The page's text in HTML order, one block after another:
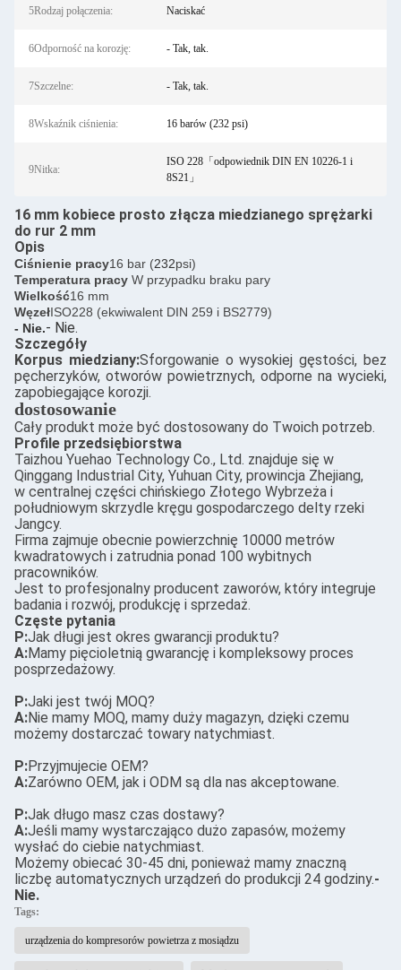
5Rodzaj połączenia: Naciskać
6Odporność na korozję: - Tak, tak.
7Szczelne: - Tak, tak.
8Wskaźnik ciśnienia: 16 barów (232 psi)
9Nitka:
ISO 228「odpowiednik DIN EN 10226-1 i
8S21」
16 mm kobiece prosto złącza miedzianego sprężarki
do rur 2 mm
Opis
Ciśnienie pracy16 bar (232psi)
Temperatura pracy W przypadku braku pary
Wielkość16 mm
WęzełISO228 (ekwiwalent DIN 259 i BS2779)
- Nie.- Nie.
Szczegóły
Korpus miedziany:Sforgowanie o wysokiej gęstości, bez
pęcherzyków, otworów powietrznych, odporne na wycieki,
zapobiegające korozji.
dostosowanie
Cały produkt może być dostosowany do Twoich potrzeb.
Profile przedsiębiorstwa
Taizhou Yuehao Technology Co., Ltd. znajduje się w
Qinggang Industrial City, Yuhuan City, prowincja Zhejiang,
w centralnej części chińskiego Złotego Wybrzeża i
południowym skrzydle kręgu gospodarczego delty rzeki
Jangcy.
Firma zajmuje obecnie powierzchnię 10000 metrów
kwadratowych i zatrudnia ponad 100 wybitnych
pracowników.
Jest to profesjonalny producent zaworów, który integruje
badania i rozwój, produkcję i sprzedaż.
Częste pytania
P:Jak długi jest okres gwarancji produktu?
A:Mamy pięcioletnią gwarancję i kompleksowy proces
posprzedażowy.
P:Jaki jest twój MOQ?
A:Nie mamy MOQ, mamy duży magazyn, dzięki czemu
możemy dostarczać towary natychmiast.
P:Przyjmujecie OEM?
A:Zarówno OEM, jak i ODM są dla nas akceptowane.
P:Jak długo masz czas dostawy?
A:Jeśli mamy wystarczająco dużo zapasów, możemy
wysłać do ciebie natychmiast.
Możemy obiecać 30-45 dni, ponieważ mamy znaczną
liczbę automatycznych urządzeń do produkcji 24 godziny.-
Nie.
Tags:
urządzenia do kompresorów powietrza z mosiądzu